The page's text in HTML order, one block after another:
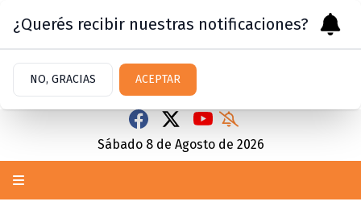
Sábado 8 de Agosto de 2026
¿Querés recibir nuestras notificaciones?
NO, GRACIAS ACEPTAR